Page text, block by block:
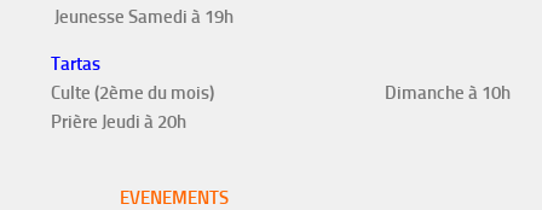
Jeunesse Samedi à 19h
Tartas
Culte (2ème du mois) Dimanche à 10h
Prière Jeudi à 20h
EVENEMENTS